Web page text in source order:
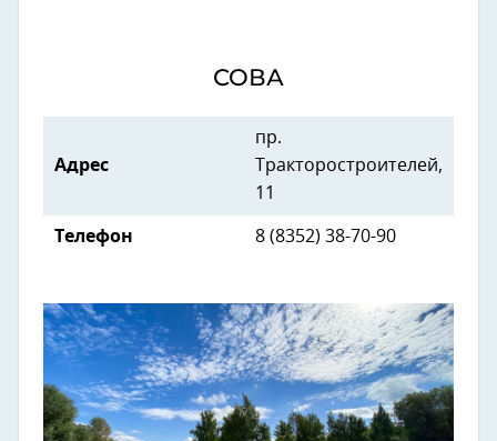
СОВА
Адрес
пр.
Тракторостроителей,
11
Телефон 8 (8352) 38-70-90